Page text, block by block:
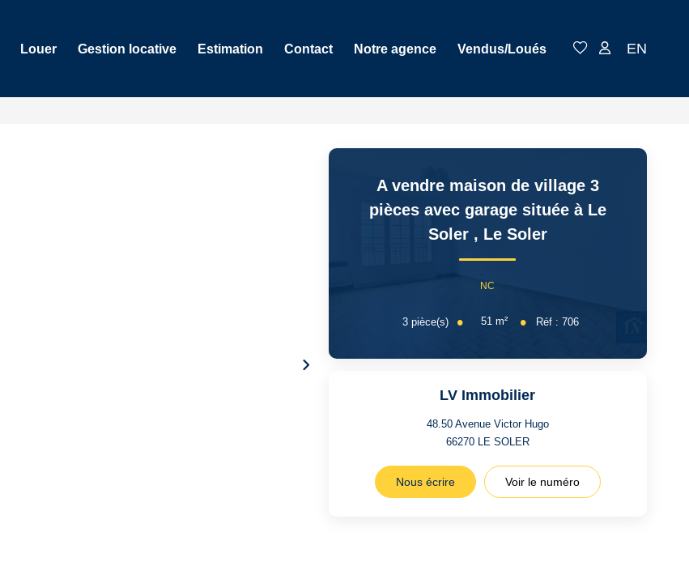
Louer Gestion locative Estimation Contact Notre agence Vendus/Loués EN
A vendre maison de village 3
pièces avec garage située à Le
Soler , Le Soler
NC
3pièce(s) 51m² Réf :706
LV Immobilier
48.50 Avenue Victor Hugo
66270 LE SOLER
Nous écrire Voir le numéro